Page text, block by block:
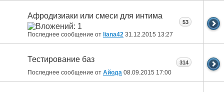
Афродизиаки или смеси для интима
Последнее сообщение от liana42 31.12.2015 13:27
53
Тестирование баз
Последнее сообщение от Айода 08.09.2015 17:00
314